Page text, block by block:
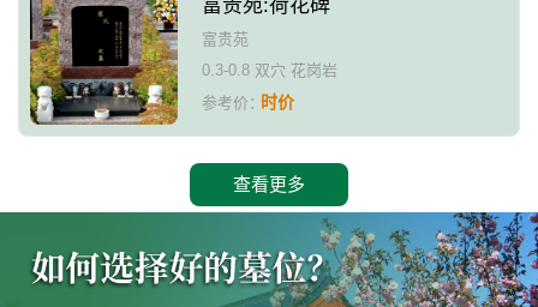
富贵苑:荷花碑
富贵苑
0.3-0.8 双穴 花岗岩
参考价：时价
查看更多